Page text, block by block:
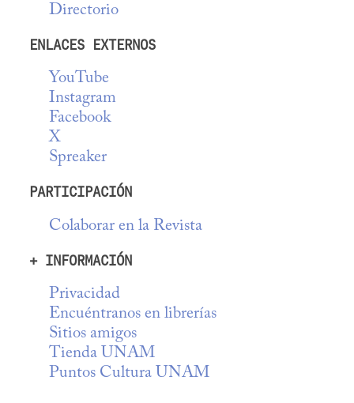
Directorio
ENLACES EXTERNOS
YouTube
Instagram
Facebook
X
Spreaker
PARTICIPACIÓN
Colaborar en la Revista
+ INFORMACIÓN
Privacidad
Encuéntranos en librerías
Sitios amigos
Tienda UNAM
Puntos Cultura UNAM